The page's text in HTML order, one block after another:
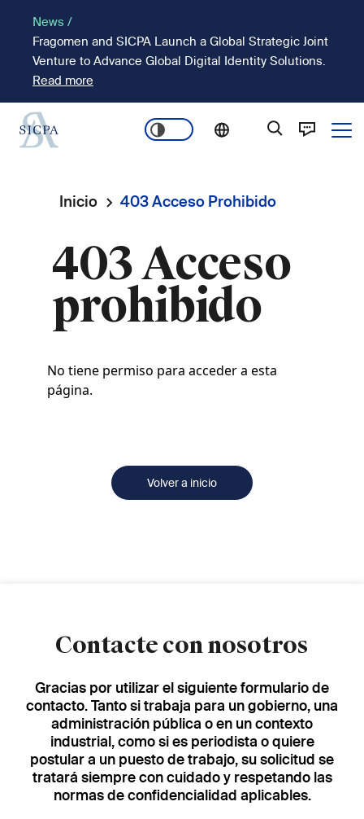
contenido
principal
News /
Fragomen and SICPA Launch a Global Strategic Joint
Venture to Advance Global Digital Identity Solutions.
Read more
Main
navigation
Ruta
de
navegación
Inicio 403 Acceso Prohibido
403 Acceso
prohibido
No tiene permiso para acceder a esta
página.
Volver a inicio
Contacte con nosotros
Gracias por utilizar el siguiente formulario de
contacto. Tanto si trabaja para un gobierno, una
administración pública o en un contexto
industrial, como si es periodista o quiere
postular a un puesto de trabajo, su solicitud se
tratará siempre con cuidado y respetando las
normas de confidencialidad aplicables.